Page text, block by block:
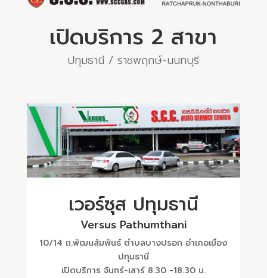
เปิดบริการ 2 สาขา
ปทุมธานี / ราชพฤกษ์-นนทบุรี
เวอร์ซุส ปทุมธานี
Versus Pathumthani
10/14 ถ.พัฒนสัมพันธ์ ตำบลบางปรอก อำเภอเมือง
ปทุมธานี
เปิดบริการ จันทร์-เสาร์ 8.30 -18.30 น.